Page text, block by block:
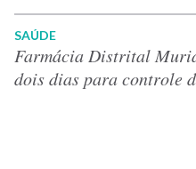
SAÚDE
Farmácia Distrital
dois dias para controle